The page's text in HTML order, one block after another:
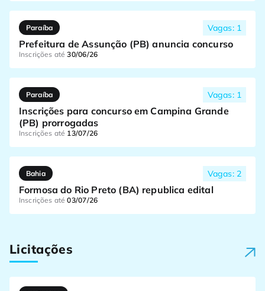
Paraíba Vagas: 1
Prefeitura de Assunção (PB) anuncia concurso
Inscrições até30/06/26
Paraíba Vagas: 1
Inscrições para concurso em Campina Grande
(PB) prorrogadas
Inscrições até 13/07/26
Bahia Vagas: 2
Formosa do Rio Preto (BA) republica edital
Inscrições até03/07/26
Licitações